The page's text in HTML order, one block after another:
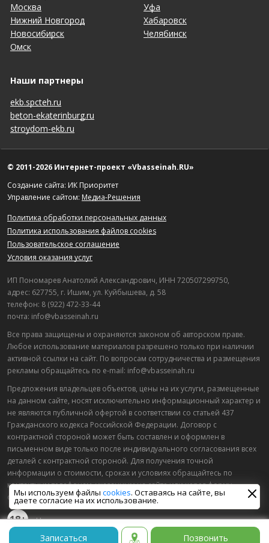
Записаться Позвонить
Москва
Нижний Новгород
Новосибирск
Омск
Уфа
Хабаровск
Челябинск
Наши партнеры
ekb.spcteh.ru
beton-ekaterinburg.ru
stroydom-ekb.ru
© 2011-2026 Интернет-проект «Vbasseinah.RU»
Создание сайта: ИК Приоритет
Управление сайтом: Медиа-Решения
Политика обработки персональных данных
Политика использования файлов cookies
Пользовательское соглашение
Условия оказания услуг
ИП Пономарев Анатолий Александрович, ИНН 720507299750,
адрес: 627755, г. Ишим, ул. Куйбышева, д. 58
телефон: 8 (922) 472-33-44
почта: info@vbasseinah.ru
Все права защищены и охраняются законом об авторском праве.
Любое использование материалов разрешено только при наличии
активной ссылки на сайт. По вопросам сотрудничества и размещения
рекламы обращайтесь по e-mail: info@vbasseinah.ru
Предложения владельцев объектов, цены на их услуги, размещенные
на данном сайте, носят исключительно информационный характер и
не являются публичной офертой в соответствии со статьей 437
Гражданского кодекса Российской Федерации. Договор с
контрактной стороной может быть составлен и оформлен в
письменном виде только после индивидуального согласования всех
деталей с контрактной стороной. Для получения точной
информации о стоимости, сроках и условиях обращайтесь по
контактным телефонам, указанным на сайте или через форму
обратной связи.
18+
Некоторые материалы настоящего раздела могут
содержать информацию, запрещенную для лиц, младше
Мы используем файлы cookies. Оставаясь на сайте, вы
даете согласие на их использование.